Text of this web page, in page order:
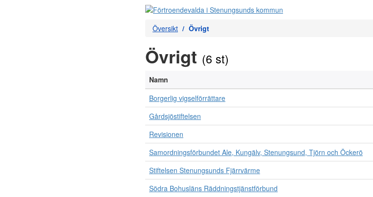
Översikt Övrigt
Övrigt (6 st)
Namn
Borgerlig vigselförrättare
Gårdsjöstiftelsen
Revisionen
Samordningsförbundet Ale, Kungälv, Stenungsund, Tjörn och Öckerö
Stiftelsen Stenungsunds Fjärrvärme
Södra Bohusläns Räddningstjänstförbund